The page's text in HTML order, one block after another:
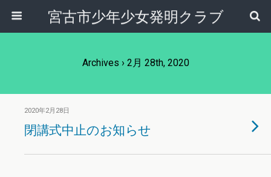
宮古市少年少女発明クラブ
Archives › 2月 28th, 2020
2020年2月28日
閉講式中止のお知らせ